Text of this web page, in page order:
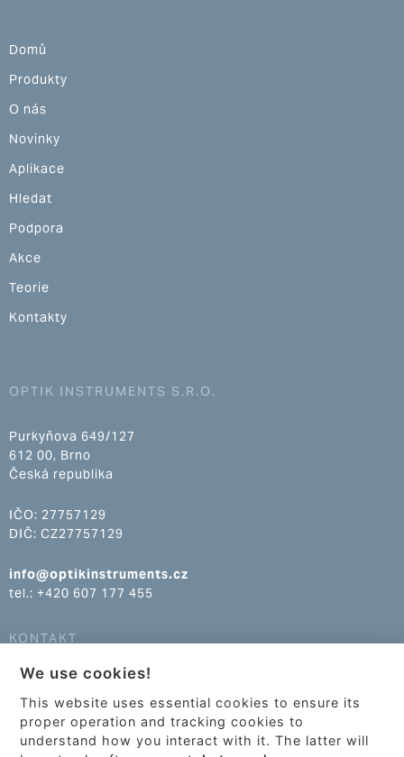
Domů
Produkty
O nás
Novinky
Aplikace
Hledat
Podpora
Akce
Teorie
Kontakty
OPTIK INSTRUMENTS S.R.O.
Purkyňova 649/127
612 00, Brno
Česká republika
IČO: 27757129
DIČ: CZ27757129
info@optikinstruments.cz
tel.: +420 607 177 455
KONTAKT
info@optikinstruments.cz
tel.: +420 607 177 455
We use cookies!
This website uses essential cookies to ensure its
proper operation and tracking cookies to
understand how you interact with it. The latter will